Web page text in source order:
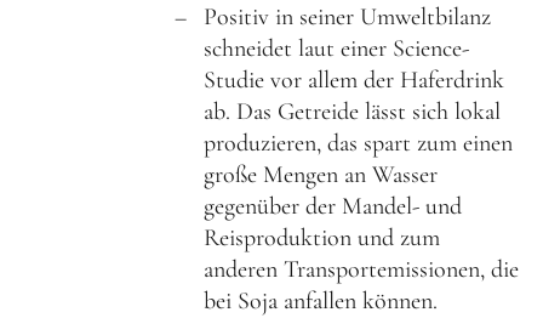
Positiv in seiner Umweltbilanz
schneidet laut einer Science-
Studie vor allem der Haferdrink
ab. Das Getreide lässt sich lokal
produzieren, das spart zum einen
große Mengen an Wasser
gegenüber der Mandel- und
Reisproduktion und zum
anderen Transportemissionen, die
bei Soja anfallen können.